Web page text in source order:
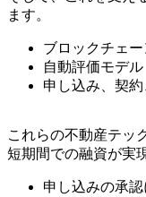
ます。
ブロックチェー
自動評価モデ
申し込み、契
これらの不動産テッ
短期間での融資が実
申し込みの承認